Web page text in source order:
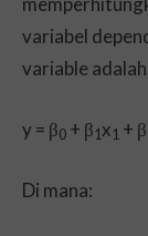
variabel
variable
y = β0 + β1x1 + β
Di mana: